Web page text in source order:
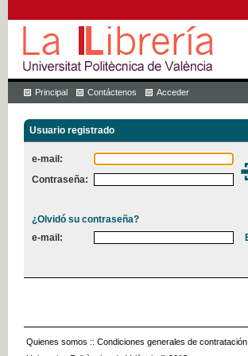
Principal Contáctenos Acceder
Usuario registrado
e-mail:
Contraseña:
¿Olvidó su contraseña?
e-mail:
Quienes somos :: Condiciones generales de contratación